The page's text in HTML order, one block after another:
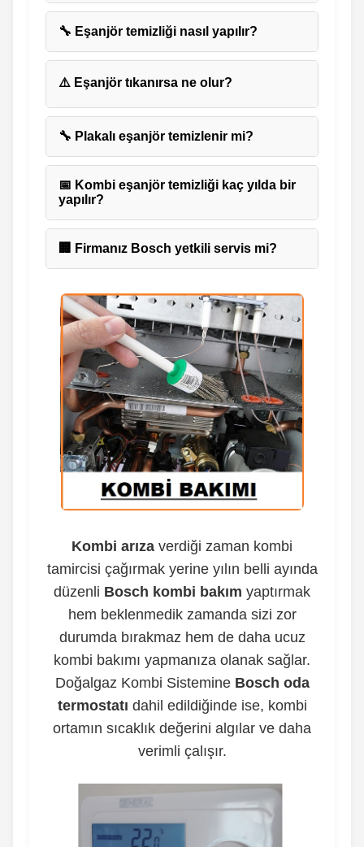
🔧 Eşanjör temizliği nasıl yapılır?
⚠️ Eşanjör tıkanırsa ne olur?
🔧 Plakalı eşanjör temizlenir mi?
📅 Kombi eşanjör temizliği kaç yılda bir
yapılır?
🏢 Firmanız Bosch yetkili servis mi?
Kombi arıza verdiği zaman kombi
tamircisi çağırmak yerine yılın belli ayında
düzenli Bosch kombi bakım yaptırmak
hem beklenmedik zamanda sizi zor
durumda bırakmaz hem de daha ucuz
kombi bakımı yapmanıza olanak sağlar.
Doğalgaz Kombi Sistemine Bosch oda
termostatı dahil edildiğinde ise, kombi
ortamın sıcaklık değerini algılar ve daha
verimli çalışır.